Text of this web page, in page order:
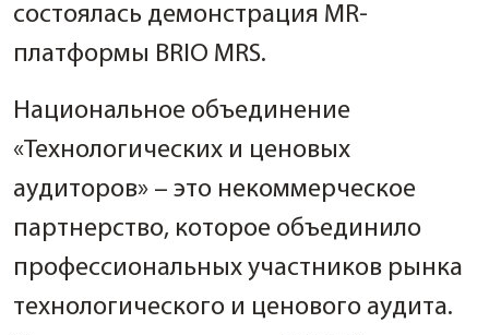
состоялась демонстрация MR-
платформы BRIO MRS.
Национальное объединение
«Технологических и ценовых
аудиторов» – это некоммерческое
партнерство, которое объединило
профессиональных участников рынка
технологического и ценового аудита.